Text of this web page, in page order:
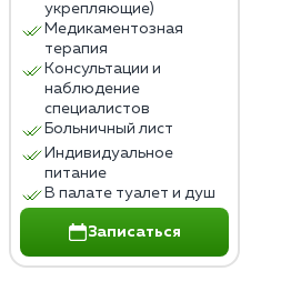
укрепляющие)
Медикаментозная
терапия
Консультации и
наблюдение
специалистов
Больничный лист
Индивидуальное
питание
В палате туалет и душ
Записаться